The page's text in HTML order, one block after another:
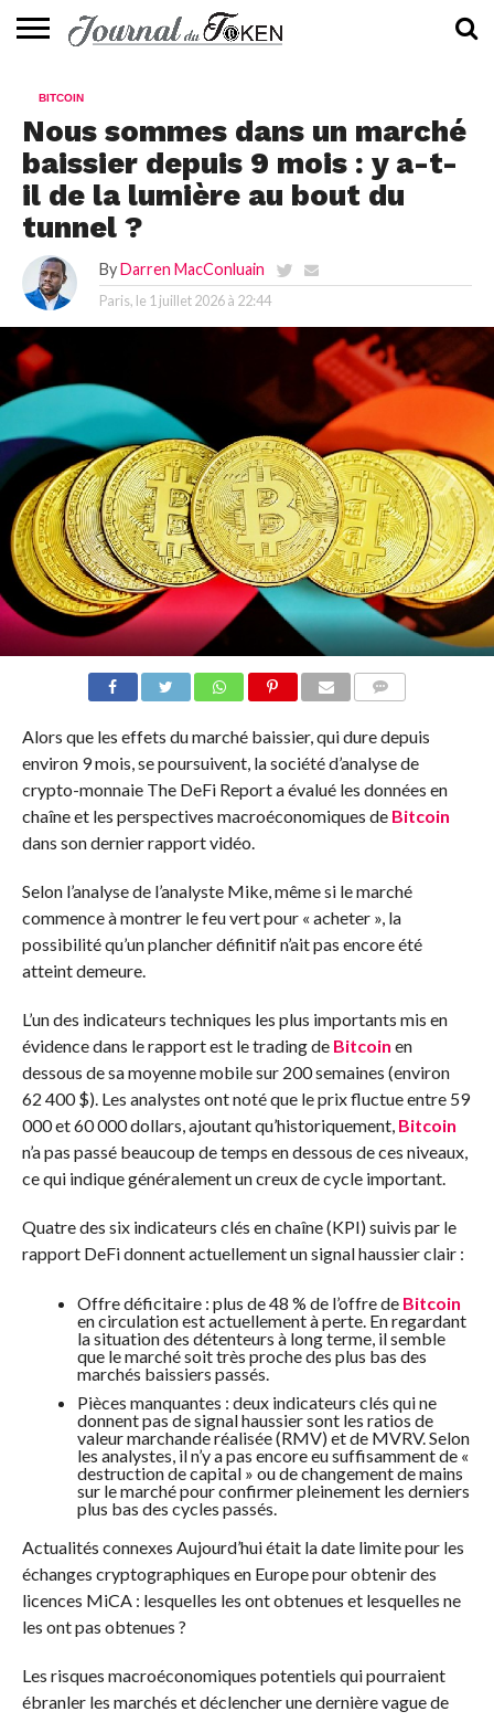
📰
EVALUATION
GUIDE
TENDANCES
À
CONTACTEZ-
BITCOIN
Nous sommes dans un marché
baissier depuis 9 mois : y a-t-
il de la lumière au bout du
tunnel ?
By Darren MacConluain
Paris, le 1 juillet 2026 à 22:44
Alors que les effets du marché baissier, qui dure depuis
environ 9 mois, se poursuivent, la société d’analyse de
crypto-monnaie The DeFi Report a évalué les données en
chaîne et les perspectives macroéconomiques de Bitcoin
dans son dernier rapport vidéo.
Selon l’analyse de l’analyste Mike, même si le marché
commence à montrer le feu vert pour « acheter », la
possibilité qu’un plancher définitif n’ait pas encore été
atteint demeure.
L’un des indicateurs techniques les plus importants mis en
évidence dans le rapport est le trading de Bitcoin en
dessous de sa moyenne mobile sur 200 semaines (environ
62 400 $). Les analystes ont noté que le prix fluctue entre 59
000 et 60 000 dollars, ajoutant qu’historiquement, Bitcoin
n’a pas passé beaucoup de temps en dessous de ces niveaux,
ce qui indique généralement un creux de cycle important.
Quatre des six indicateurs clés en chaîne (KPI) suivis par le
rapport DeFi donnent actuellement un signal haussier clair :
Offre déficitaire : plus de 48 % de l’offre de Bitcoin
en circulation est actuellement à perte. En regardant
la situation des détenteurs à long terme, il semble
que le marché soit très proche des plus bas des
marchés baissiers passés.
Pièces manquantes : deux indicateurs clés qui ne
donnent pas de signal haussier sont les ratios de
valeur marchande réalisée (RMV) et de MVRV. Selon
les analystes, il n’y a pas encore eu suffisamment de «
destruction de capital » ou de changement de mains
sur le marché pour confirmer pleinement les derniers
plus bas des cycles passés.
Actualités connexes Aujourd’hui était la date limite pour les
échanges cryptographiques en Europe pour obtenir des
licences MiCA : lesquelles les ont obtenues et lesquelles ne
les ont pas obtenues ?
Les risques macroéconomiques potentiels qui pourraient
ébranler les marchés et déclencher une dernière vague de